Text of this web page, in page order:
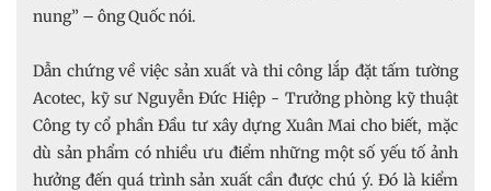
nung” – ông Quốc nói.
Dẫn chứng về việc sản xuất và thi công lắp đặt tấm tường
Acotec, kỹ sư Nguyễn Đức Hiệp - Trưởng phòng kỹ thuật
Công ty cổ phần Đầu tư xây dựng Xuân Mai cho biết, mặc
dù sản phẩm có nhiều ưu điểm những một số yếu tố ảnh
hưởng đến quá trình sản xuất cần được chú ý. Đó là kiểm